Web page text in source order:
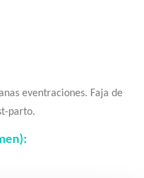
eventraciones. Faja de
parto.